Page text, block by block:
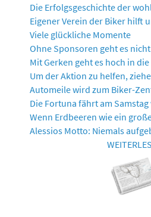
Die Erfolgsgeschichte der
Eigener Verein der Biker hilft
Viele glückliche Momente
Ohne Sponsoren geht es nicht
Mit Gerken geht es hoch in
Um der Aktion zu helfen,
Automeile wird zum Biker-
Die Fortuna fährt am
Wenn Erdbeeren wie ein
Alessios Motto: Niemals